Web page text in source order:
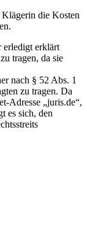
die Kosten
erledigt erklärt
tragen, da sie
nach § 52 Abs. 1
zu tragen. Da
Adresse „juris.de“,
es sich, den